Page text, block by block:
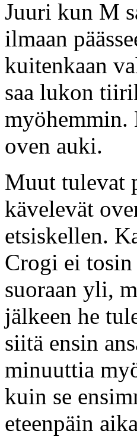
Juuri kun M
ilmaan
kuitenkaan
saa lukon
myöhemmin.
oven auki.
Muut tulevat
kävelevät
etsiskellen.
Crogi ei
suoraan yli,
jälkeen he
siitä ensin
minuuttia
kuin se
eteenpäin